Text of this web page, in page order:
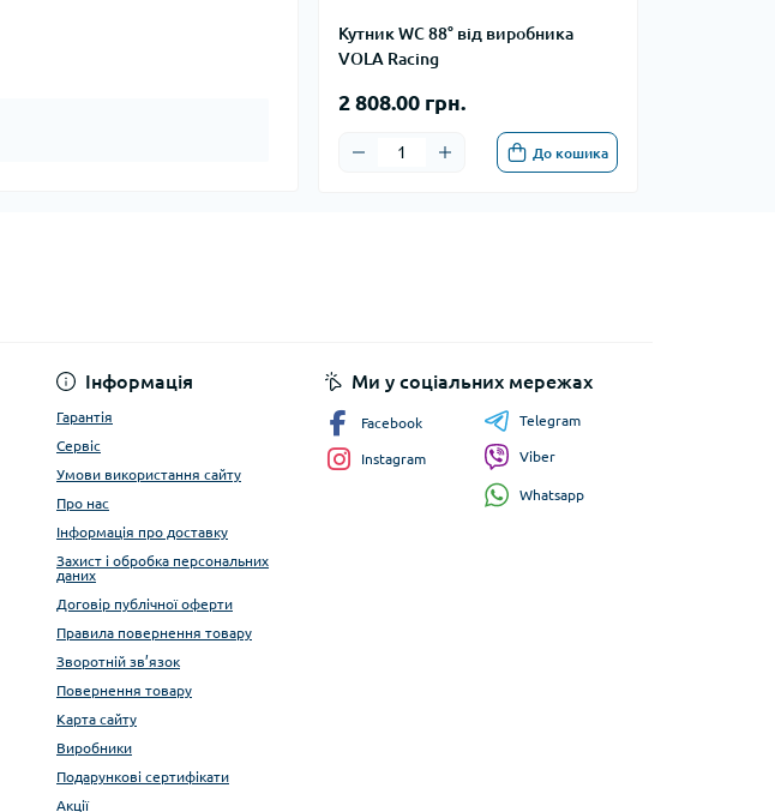
Кутник WC 88° від виробника
VOLA Racing
2 808.00 грн.
До кошика
Інформація
Гарантія
Сервіс
Умови використання сайту
Про нас
Інформація про доставку
Захист і обробка персональних
даних
Договір публічної оферти
Правила повернення товару
Зворотній зв’язок
Повернення товару
Карта сайту
Виробники
Подарункові сертифікати
Акції
Ми у соціальних мережах
Facebook
Instagram
Telegram
Viber
Whatsapp